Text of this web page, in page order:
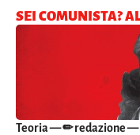
SEI COMUNISTA?
Teoria— ✏ redazione —